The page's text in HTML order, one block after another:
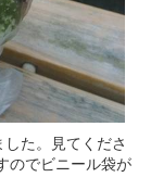
た。見てくださ
のでビニール袋が